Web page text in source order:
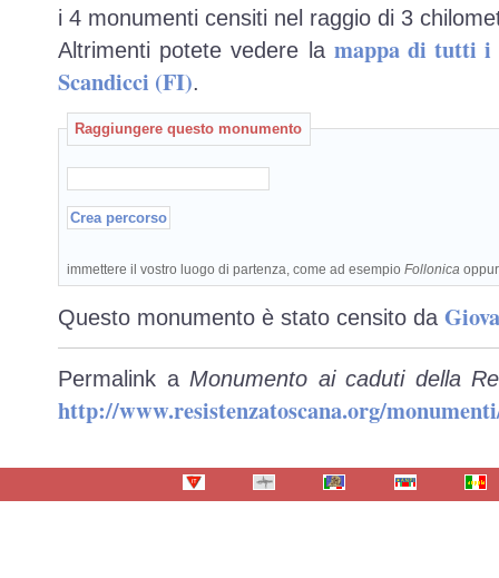
i 4 monumenti censiti nel raggio di 3
Altrimenti potete vedere la mappa di tutti i
Scandicci (FI).
Raggiungere questo monumento
immettere il vostro luogo di partenza, come ad esempio Follonica
Questo monumento è stato censito da
Permalink a Monumento ai caduti della
http://www.resistenzatoscana.org/